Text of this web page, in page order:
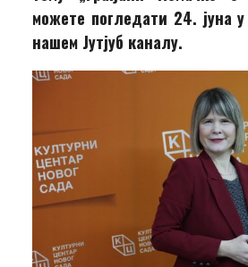
можете погледати 24. јуна
нашем Јутјуб каналу.